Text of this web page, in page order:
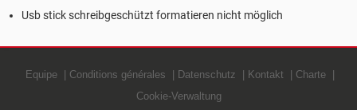
Usb stick schreibgeschützt formatieren nicht möglich
Equipe Conditions générales Datenschutz Kontakt
Charte
Cookie-Verwaltung